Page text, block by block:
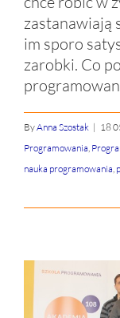
zastanawiają
im sporo
zarobki. Co
ByAnna Szostak | 18
Programowania,
nauka programowania,